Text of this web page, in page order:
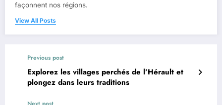
façonnent nos régions.
View All Posts
Previous post
Explorez les villages perchés de l’Hérault et
plongez dans leurs traditions